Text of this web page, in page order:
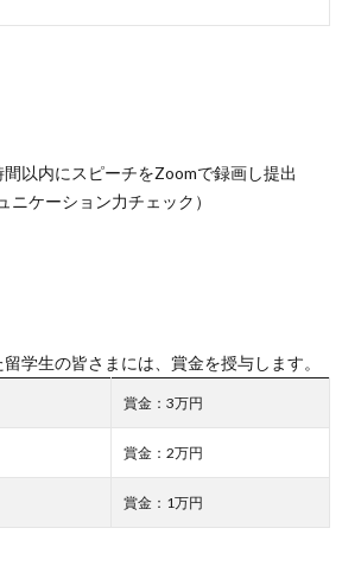
以内にスピーチをZoomで録画し提出
ニケーション力チェック）
学生の皆さまには、賞金を授与します。
賞金：3万円
賞金：2万円
賞金：1万円